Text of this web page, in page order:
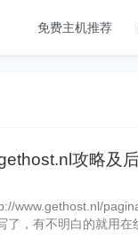
免费主机推荐
攻略及
www.gethost.nl/
了，有不明白的就用